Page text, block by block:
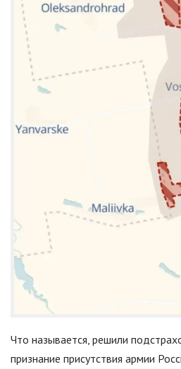
Что называется, решили
признание присутствия армии